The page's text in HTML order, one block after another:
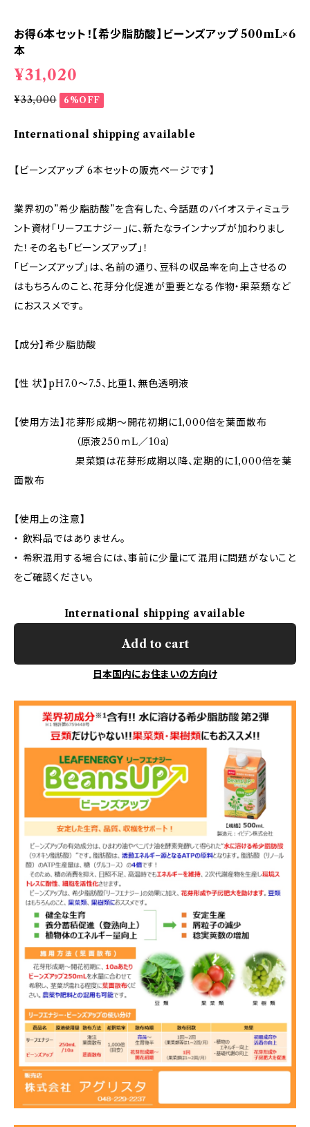
お得6本セット！【希少脂肪酸】ビーンズアップ 500mL×6
本
¥31,020
¥33,000 6%OFF
International shipping available
【ビーンズアップ 6本セットの販売ページです】
業界初の”希少脂肪酸”を含有した、今話題のバイオスティミュラ
ント資材「リーフエナジー」に、新たなラインナップが加わりまし
た！その名も「ビーンズアップ」！
「ビーンズアップ」は、名前の通り、豆科の収品率を向上させるの
はもちろんのこと、花芽分化促進が重要となる作物・果菜類など
におススメです。
【成分】希少脂肪酸
【性 状】pH7.0～7.5、比重1、無色透明液
【使用方法】花芽形成期～開花初期に1,000倍を葉面散布
（原液250ｍL／10a）
果菜類は花芽形成期以降、定期的に1,000倍を葉
面散布
【使用上の注意】
・ 飲料品ではありません。
・ 希釈混用する場合には、事前に少量にて混用に問題がないこと
をご確認ください。
International shipping available
Add to cart
日本国内にお住まいの方向け